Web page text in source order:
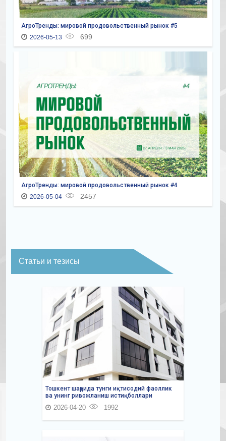
АгроТренды: мировой продовольственный рынок #5
2026-05-13
699
АгроТренды: мировой продовольственный рынок #4
2026-05-04
2457
Статьи и тезисы
Тошкент шаҳрида тунги иқтисодий фаоллик
ва унинг ривожланиш истиқболлари
2026-04-20 1992